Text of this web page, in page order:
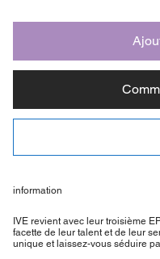
information
IVE revient avec leur troisième
facette de leur talent et de leur
unique et laissez-vous séduire